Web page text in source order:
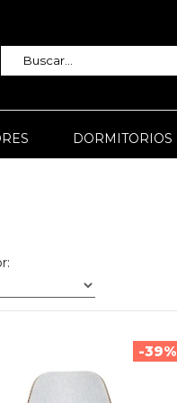
DORMITORIOS
-39%